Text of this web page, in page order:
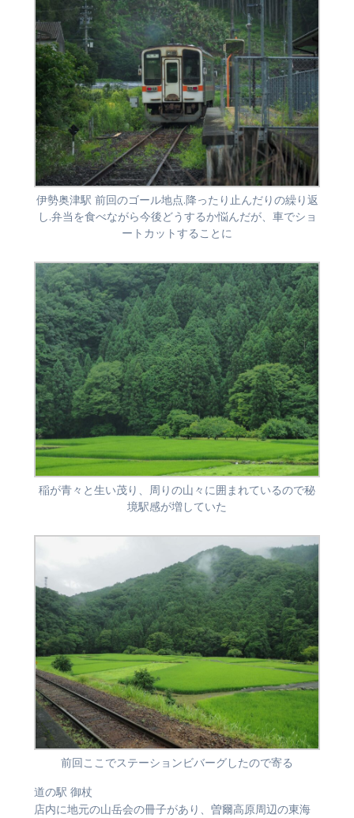
伊勢奥津駅 前回のゴール地点.降ったり止んだりの繰り返
し.弁当を食べながら今後どうするか悩んだが、車でショ
ートカットすることに
稲が青々と生い茂り、周りの山々に囲まれているので秘
境駅感が増していた
前回ここでステーションビバーグしたので寄る
道の駅 御杖
店内に地元の山岳会の冊子があり、曽爾高原周辺の東海